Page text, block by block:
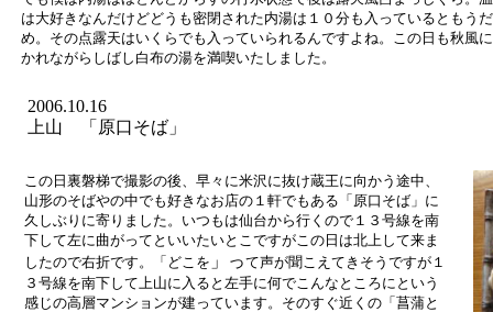
は大好きなんだけどどうも密閉された内湯は１０分も入っているともうだ
め。その点露天はいくらでも入っていられるんですよね。この日も秋風
かれながらしばし白布の湯を満喫いたしました。
2006.10.16
上山 「原口そば」
この日裏磐梯で撮影の後、早々に米沢に抜け蔵王に向かう途中、
山形のそばやの中でも好きなお店の１軒でもある「原口そば」に
久しぶりに寄りました。いつもは仙台から行くので１３号線を南
下して左に曲がってといいたいとこですがこの日は北上して来ま
したので右折です。「どこを 」って声が聞こえてきそうですが １
３号線を南下して上山に入ると左手に何でこんなところにという
感じの高層マンションが建っています。そのすぐ近くの「菖蒲と